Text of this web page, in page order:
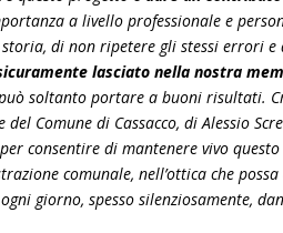
a livello professionale e
di non ripetere gli stessi errori
lasciato nella nostra
soltanto portare a buoni risultati.
del Comune di Cassacco, di Alessio
consentire di mantenere vivo
comunale, nell’ottica che
giorno, spesso silenziosamente,